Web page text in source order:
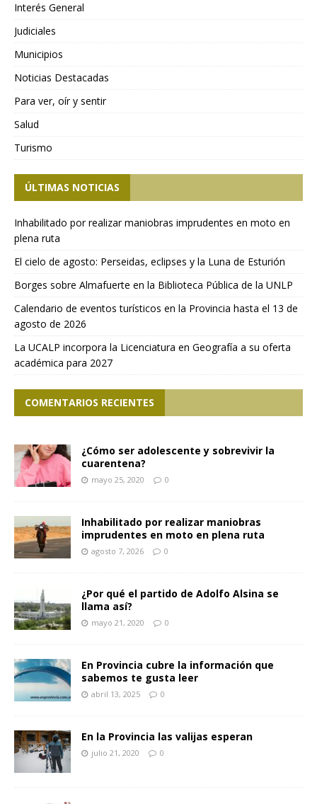
Interés General
Judiciales
Municipios
Noticias Destacadas
Para ver, oír y sentir
Salud
Turismo
ÚLTIMAS NOTICIAS
Inhabilitado por realizar maniobras imprudentes en moto en
plena ruta
El cielo de agosto: Perseidas, eclipses y la Luna de Esturión
Borges sobre Almafuerte en la Biblioteca Pública de la UNLP
Calendario de eventos turísticos en la Provincia hasta el 13 de
agosto de 2026
La UCALP incorpora la Licenciatura en Geografía a su oferta
académica para 2027
COMENTARIOS RECIENTES
¿Cómo ser adolescente y sobrevivir la
cuarentena?
mayo 25, 2020 0
Inhabilitado por realizar maniobras
imprudentes en moto en plena ruta
agosto 7, 2026 0
¿Por qué el partido de Adolfo Alsina se
llama así?
mayo 21, 2020 0
En Provincia cubre la información que
sabemos te gusta leer
abril 13, 2025 0
En la Provincia las valijas esperan
julio 21, 2020 0